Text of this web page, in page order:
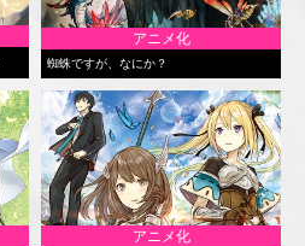
アニメ化
蜘蛛ですが、なにか？
アニメ化